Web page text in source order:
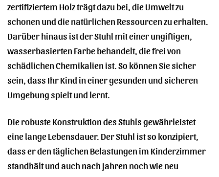
zertifiziertem Holz trägt dazu bei, die Umwelt zu
schonen und die natürlichen Ressourcen zu erhalten.
Darüber hinaus ist der Stuhl mit einer ungiftigen,
wasserbasierten Farbe behandelt, die frei von
schädlichen Chemikalien ist. So können Sie sicher
sein, dass Ihr Kind in einer gesunden und sicheren
Umgebung spielt und lernt.
Die robuste Konstruktion des Stuhls gewährleistet
eine lange Lebensdauer. Der Stuhl ist so konzipiert,
dass er den täglichen Belastungen im Kinderzimmer
standhält und auch nach Jahren noch wie neu